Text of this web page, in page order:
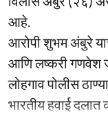
आहे.
आरोपी शुभम अंबुरे
आणि लष्करी गणवेश
लोहगाव पोलीस
भारतीय हवाई दलात